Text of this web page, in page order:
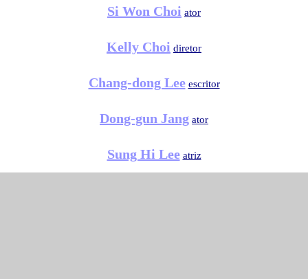
Si Won Choi ator
Kelly Choi diretor
Chang-dong Lee escritor
Dong-gun Jang ator
Sung Hi Lee atriz